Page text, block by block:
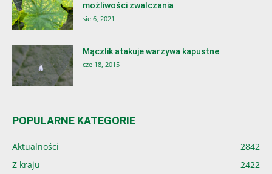
możliwości zwalczania
sie 6, 2021
Mączlik atakuje warzywa kapustne
cze 18, 2015
POPULARNE KATEGORIE
Aktualności
2842
Z kraju
2422